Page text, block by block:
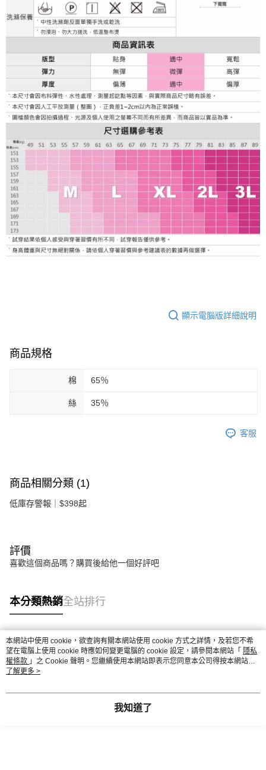
顯示電腦版詳細說明
商品規格
棉 65％
絲 35％
客服
商品相關分類 (1)
低庫存警報｜$398起
評價
喜歡這個商品嗎？購買後給他一個好評吧
本分類熱銷全站排行
熱門標籤
本網站中使用 cookie，欲查詢有關本網站使用 cookie 方式之詳情，及若您不希
望在電腦上使用 cookie 時應如何變更電腦的 cookie 設定，請參閱本網站「 隱私
權條款 」之 Cookie 聲明。您繼續使用本網站即表示您同意本公司得按本網站使
用條款之 Cookie 聲明使用 cookie。
了解更多 >
我知道了